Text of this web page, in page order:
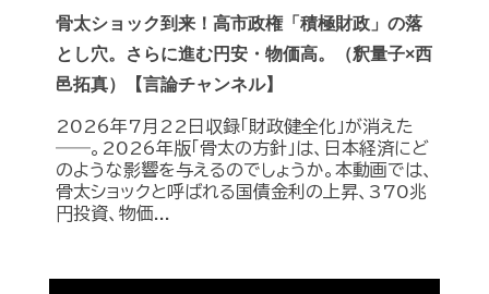
骨太ショック到来！高市政権「積極財政」の落
とし穴。さらに進む円安・物価高。（釈量子×西
邑拓真）【言論チャンネル】
2026年7月22日収録「財政健全化」が消えた
――。2026年版「骨太の方針」は、日本経済にど
のような影響を与えるのでしょうか。本動画では、
骨太ショックと呼ばれる国債金利の上昇、370兆
円投資、物価...